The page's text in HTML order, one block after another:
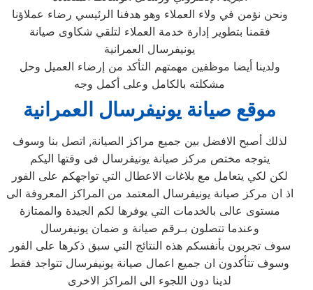
ونحن نؤمن في ولاء العملاء وهو هدفنا الرئيسي رضاء عملاؤنا
فقمنا بتطوير إدارة خدمة العملاء لتلقي شكاوى صيانة
يونيفرسال العمرانية
ولدينا أيضا موظفين مهمتهم التأكد من إرضاء العميل وحل
مشكلته بالكامل وعلى أكمل وجه
موقع صيانة يونيفرسال العمرانية
لذلك أصبح الافضل بين جميع مراكز الصيانة, اتصل بنا وسوف
يتوجه مختص مركز صيانة يونيفرسال فى وقتها اليكم
لكن لكي يتعامل مع بلاغات الاعطال التي تواجهكم على الفور
اذ ان مركز صيانة يونيفرسال المعتمد من المراكز المعروفة الى
مستوى عالى بالخدمات التي يوفرها لكم الجيدة والممتازة
وعندما تتصلون بـرقم صيانة و ضمان يونيفرسال
سوف تجربون بأنفسكم هذه النتائج التي سبق ذكرها على الفور
وسوف تتأكدون ان جميع اعمال صيانة يونيفرسال تتواجد فقط
لدينا دون اللجوء الى المراكز الاخرى